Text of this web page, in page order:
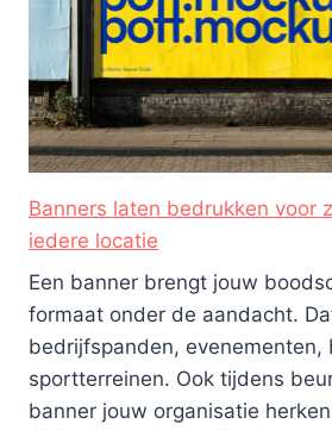
Banners laten bedrukken voor
iedere locatie
Een banner brengt jouw
formaat onder de aandacht.
bedrijfspanden, evenementen,
sportterreinen. Ook tijdens
banner jouw organisatie